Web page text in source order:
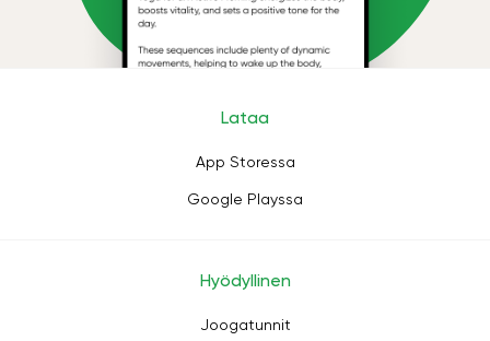
Lataa
App Storessa
Google Playssa
Hyödyllinen
Joogatunnit